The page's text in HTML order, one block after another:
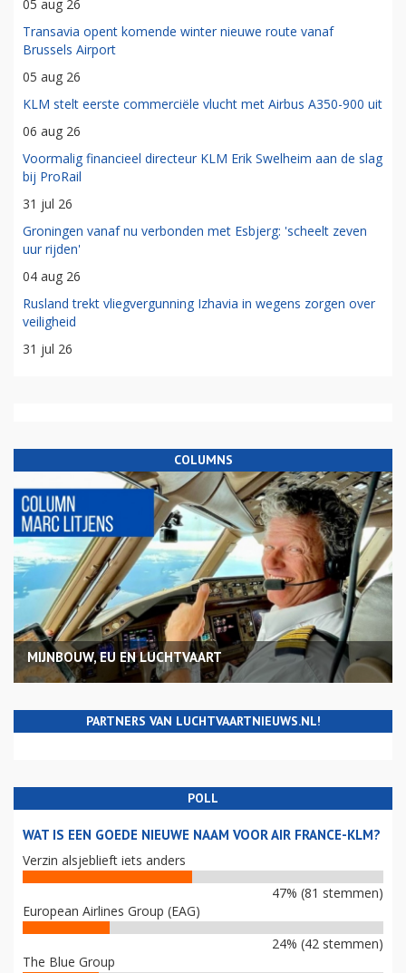
05 aug 26
Transavia opent komende winter nieuwe route vanaf
Brussels Airport
05 aug 26
KLM stelt eerste commerciële vlucht met Airbus A350-900 uit
06 aug 26
Voormalig financieel directeur KLM Erik Swelheim aan de slag
bij ProRail
31 jul 26
Groningen vanaf nu verbonden met Esbjerg: 'scheelt zeven
uur rijden'
04 aug 26
Rusland trekt vliegvergunning Izhavia in wegens zorgen over
veiligheid
31 jul 26
COLUMNS
MIJNBOUW, EU EN LUCHTVAART
PARTNERS VAN LUCHTVAARTNIEUWS.NL!
POLL
WAT IS EEN GOEDE NIEUWE NAAM VOOR AIR FRANCE-KLM?
Verzin alsjeblieft iets anders
47% (81 stemmen)
European Airlines Group (EAG)
24% (42 stemmen)
The Blue Group